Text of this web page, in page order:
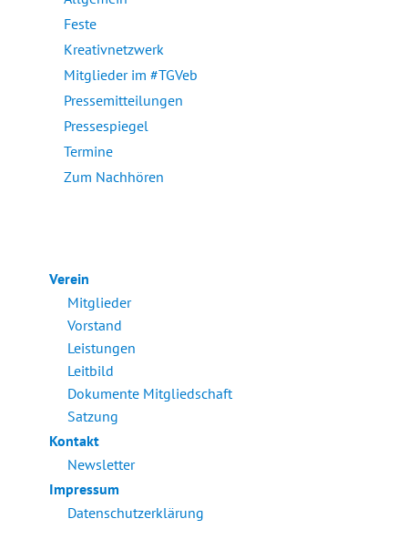
Feste
Kreativnetzwerk
Mitglieder im #TGVeb
Pressemitteilungen
Pressespiegel
Termine
Zum Nachhören
Verein
Mitglieder
Vorstand
Leistungen
Leitbild
Dokumente Mitgliedschaft
Satzung
Kontakt
Newsletter
Impressum
Datenschutzerklärung